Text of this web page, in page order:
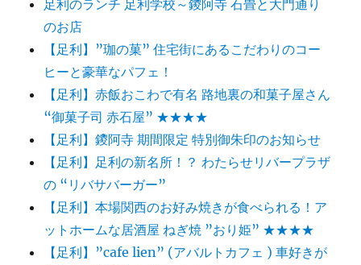
足利のランチ 足利学校～鑁阿寺 石畳と大門通り
のお店
【足利】”珈の菓” 住宅街にあるこだわりのコー
ヒーと豪華なパフェ！
【足利】赤飯おこわで有名 路地裏の和菓子屋さん
“御菓子司 赤石屋” ★★★★
【足利】鑁阿寺 期間限定 特別御朱印のお知らせ
【足利】足利の新名所！？ わたらせリバープラザ
の “リバサバーガー”
【足利】本場関西のお好み焼きが食べられる！ア
ットホームな居酒屋 ねぎ焼 ”おり姫” ★★★★
【足利】”cafe lien” (アバルトカフェ ) 車好きが